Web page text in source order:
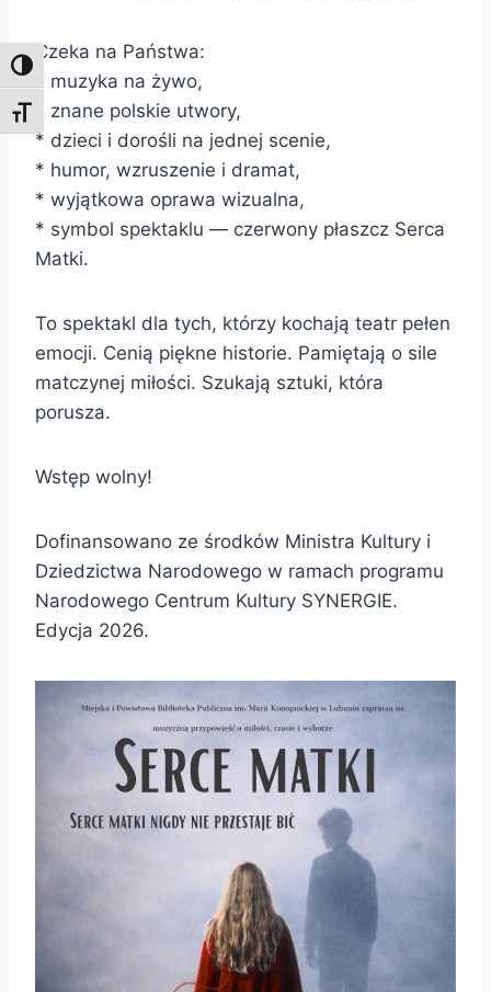
Toggle High Contrast
Toggle Font size
Czeka na Państwa:
* muzyka na żywo,
* znane polskie utwory,
* dzieci i dorośli na jednej scenie,
* humor, wzruszenie i dramat,
* wyjątkowa oprawa wizualna,
* symbol spektaklu — czerwony płaszcz Serca
Matki.
To spektakl dla tych, którzy kochają teatr pełen
emocji. Cenią piękne historie. Pamiętają o sile
matczynej miłości. Szukają sztuki, która
porusza.
Wstęp wolny!
Dofinansowano ze środków Ministra Kultury i
Dziedzictwa Narodowego w ramach programu
Narodowego Centrum Kultury SYNERGIE.
Edycja 2026.